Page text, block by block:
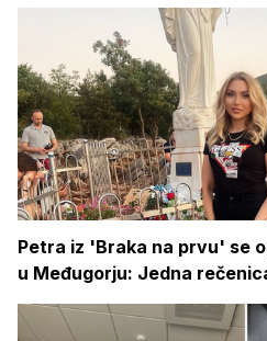
Petra iz 'Braka na prvu' se
u Međugorju: Jedna